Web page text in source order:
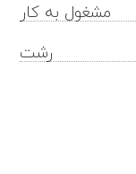
مشغول به کار
رشت